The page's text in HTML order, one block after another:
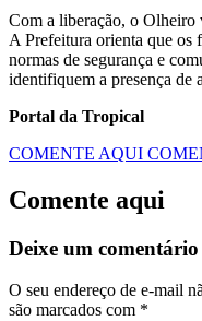
Com a liberação, o Olheiro
A Prefeitura orienta que os
normas de segurança e
identifiquem a presença de
Portal da Tropical
COMENTE AQUI
Comente aqui
Deixe um comentário
O seu endereço de e-mail
são marcados com *